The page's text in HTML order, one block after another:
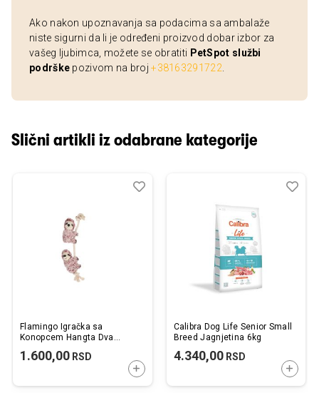
Ako nakon upoznavanja sa podacima sa ambalaže
niste sigurni da li je određeni proizvod dobar izbor za
vašeg ljubimca, možete se obratiti PetSpot službi
podrške pozivom na broj+38163291722
Slični artikli iz odabrane kategorije
Flamingo Igračka sa
Konopcem Hangta Dva
1.600,00 RSD
DODAJTE U KORPU
Dodaj
Uporedi
Calibra Dog Life Senior Small
Breed Jagnjetina 6kg
4.340,00RSD